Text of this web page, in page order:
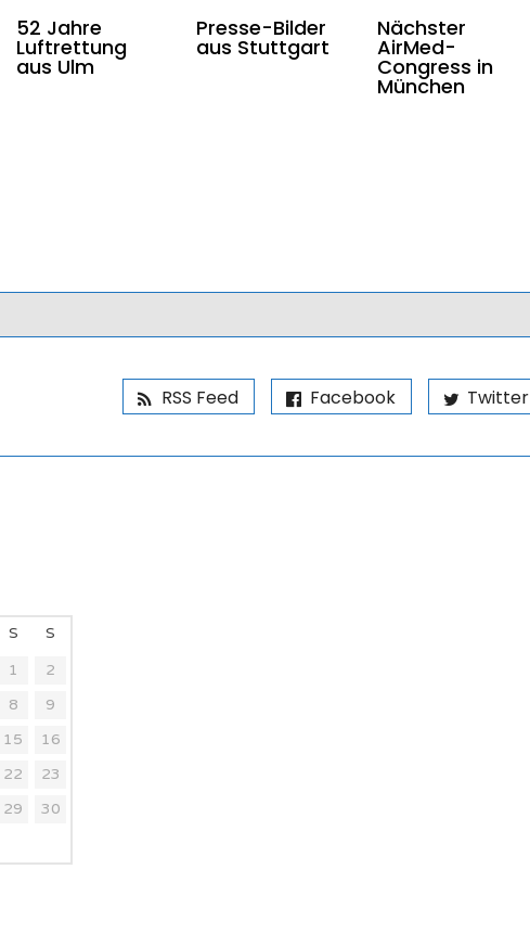
52 Jahre
Luftrettung
aus Ulm
Presse-Bilder
aus Stuttgart
Nächster
AirMed-
Congress in
München
RSS Feed Facebook Twitter
S
S
1
2
8
9
15
16
22
23
29
30